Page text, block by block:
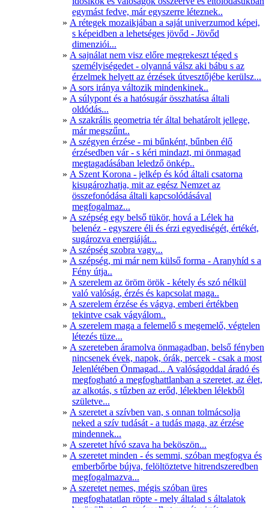
egymást fedve, már egyszerre léteznek..
A rétegek mozaikjában a saját univerzumod képei,
s képeidben a lehetséges jövőd - Jövőd
dimenziói...
A sajnálat nem visz előre megrekeszt téged s
személyiségedet - olyanná válsz aki bábu s az
érzelmek helyett az érzések útvesztőjébe kerülsz...
A sors iránya változik mindenkinek..
A súlypont és a hatósugár összhatása általi
oldódás...
A szakrális geometria tér által behatárolt jellege,
már megszűnt..
A szégyen érzése - mi bűnként, bűnben élő
érzésedben vár - s kéri mindazt, mi önmagad
megtagadásában leledző önkép..
A Szent Korona - jelkép és kód általi csatorna
kisugározhatja, mit az egész Nemzet az
összefonódása általi kapcsolódásával
megfogalmaz...
A szépség egy belső tükör, hová a Lélek ha
belenéz - egyszere éli és érzi egyediségét, értékét,
sugározva energiáját...
A szépség szobra vagy...
A szépség, mi már nem külső forma - Aranyhíd s a
Fény útja..
A szerelem az öröm örök - kétely és szó nélkül
való valóság, érzés és kapcsolat maga..
A szerelem érzése és vágya, emberi értékben
tekintve csak vágyálom..
A szerelem maga a felemelő s megemelő, végtelen
létezés tüze...
A szereteben áramolva önmagadban, belső fényben
nincsenek évek, napok, órák, percek - csak a most
Jelenlétében Önmagad... A valóságoddal áradó és
megfogható a megfoghattlanban a szeretet, az élet,
az alkotás, s tűzben az erőd, lélekben lélekből
születve...
A szeretet a szívben van, s onnan tolmácsolja
neked a szív tudását - a tudás maga, az érzése
mindennek...
A szeretet hívó szava ha beköszön...
A szeretet minden - és semmi, szóban megfogva és
emberbőrbe bújva, felöltöztetve hitrendszeredben
megfogalmazva...
A szeretet nemes, mégis szóban üres
megfoghatatlan röpte - mely általad s általatok